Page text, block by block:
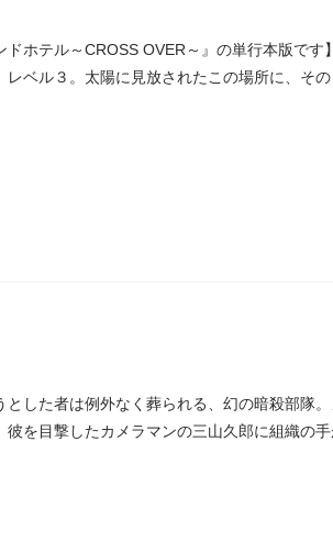
ドホテル～CROSS OVER～』の単行本版です
ベル３。太陽に見放されたこの場所に、その
した者は例外なく葬られる、幻の暗殺部隊
を目撃したカメラマンの三山久郎に組織の手